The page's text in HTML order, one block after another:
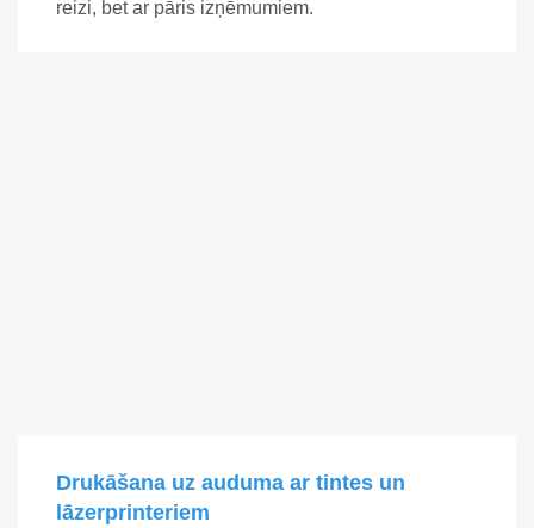
reizi, bet ar pāris izņēmumiem.
Drukāšana uz auduma ar tintes un
lāzerprinteriem